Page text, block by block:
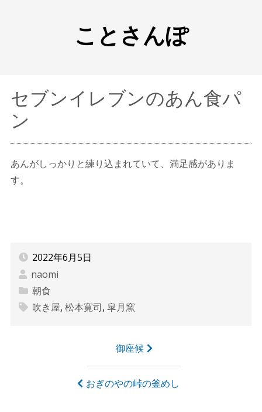
ことさんぽ
セブンイレブンのあん食パ
ン
あんがしっかりと練り込まれていて、満足感がありま
す。
2022年6月5日
naomi
朝食
吹き屋, 松本寛司, 皐月窯
御座候
おぎのやの峠の釜めし